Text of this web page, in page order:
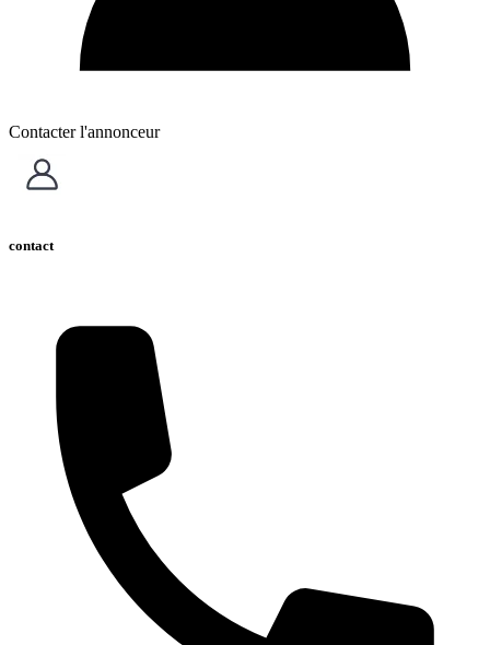
Contacter l'annonceur
contact